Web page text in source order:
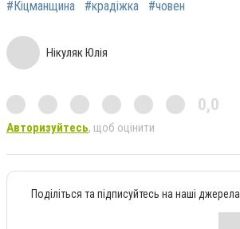
#Кіцманщина
#крадіжка #човен
Нікуляк Юлія
0,0
Авторизуйтесь, щоб оцінити
Поділіться та підписуйтесь на наші джерела